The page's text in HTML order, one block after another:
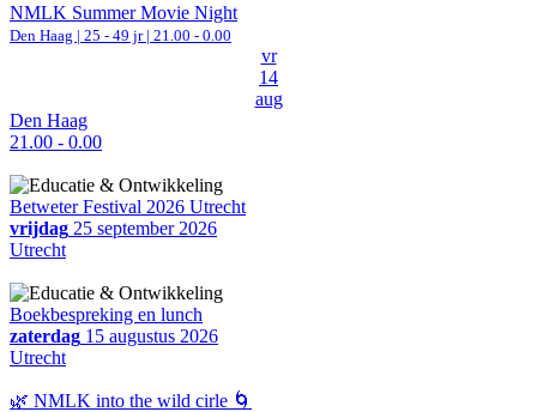
NMLK Summer Movie Night
Den Haag | 25 - 49 jr | 21.00 - 0.00
vr
14
aug
Den Haag
21.00 - 0.00
Betweter Festival 2026 Utrecht
vrijdag 25 september 2026
Utrecht
Boekbespreking en lunch
zaterdag 15 augustus 2026
Utrecht
🌿 NMLK into the wild cirle 🌀